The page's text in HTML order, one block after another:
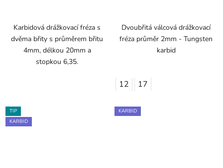
Karbidová drážkovací fréza s
dvěma břity s průměrem břitu
4mm, délkou 20mm a
stopkou 6,35.
Dvoubřitá válcová drážkovací
fréza průměr 2mm - Tungsten
karbid
12 17
TIP
KARBID
KARBID